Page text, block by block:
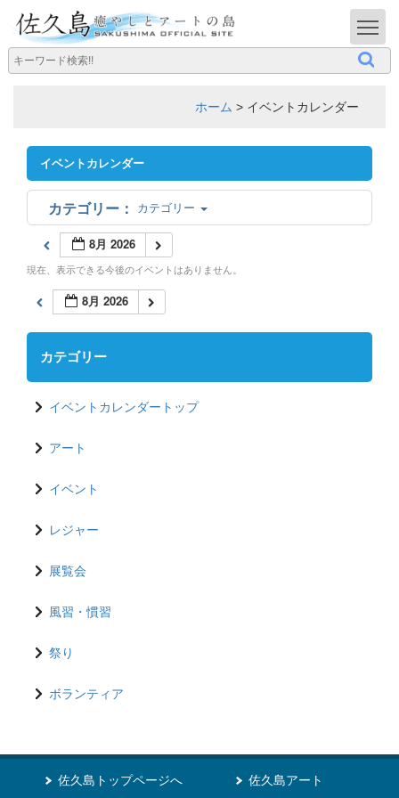
ホーム > イベントカレンダー
イベントカレンダー
カテゴリー
8月 2026
現在、表示できる今後のイベントはありません。
8月 2026
カテゴリー
イベントカレンダートップ
アート
イベント
レジャー
展覧会
風習・慣習
祭り
ボランティア
佐久島トップページへ 佐久島アート